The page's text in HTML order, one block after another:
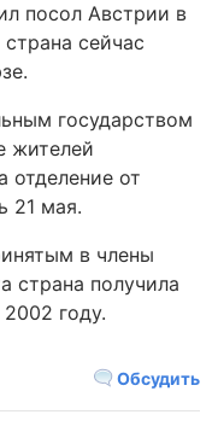
посол Австрии в
сейчас
государством
жителей
отделение от
21 мая.
в члены
страна получила
году.
Обсудить